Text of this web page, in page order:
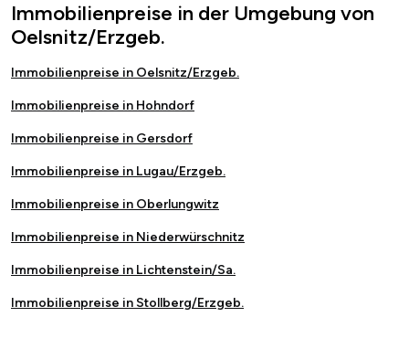
Immobilienpreise in der Umgebung von
Oelsnitz/Erzgeb.
Immobilienpreise in Oelsnitz/Erzgeb.
Immobilienpreise in Hohndorf
Immobilienpreise in Gersdorf
Immobilienpreise in Lugau/Erzgeb.
Immobilienpreise in Oberlungwitz
Immobilienpreise in Niederwürschnitz
Immobilienpreise in Lichtenstein/Sa.
Immobilienpreise in Stollberg/Erzgeb.